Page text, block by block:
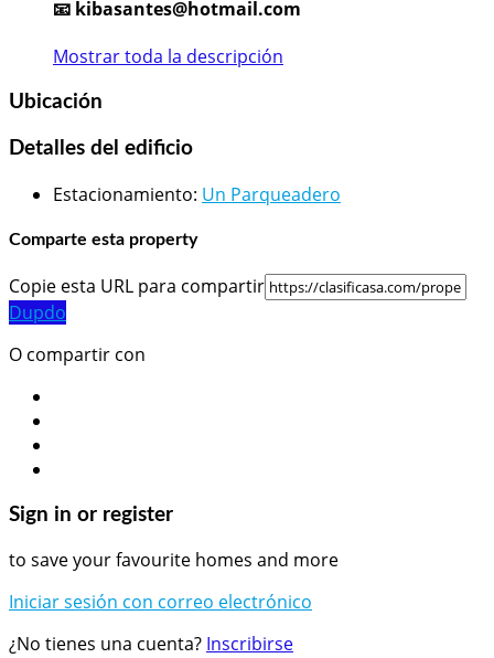
📧 kibasantes@hotmail.com
Mostrar toda la descripción
Ubicación
Detalles del edificio
Estacionamiento: Un Parqueadero
Comparte esta property
Copie esta URL para compartir
Dupdo
O compartir con
Sign in or register
to save your favourite homes and more
Iniciar sesión con correo electrónico
¿No tienes una cuenta? Inscribirse